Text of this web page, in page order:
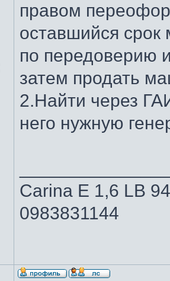
правом
оставшийся срок
по передоверию
затем продать
2.Найти через
него нужную
Carina E 1,6 LB
0983831144